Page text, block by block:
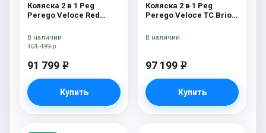
Коляска 2 в 1 Peg
Perego Veloce Red
101 499 р
91 799 e
Купить
В наличии
Коляска 2 в 1 Peg
Perego Veloce TC Brio
97 199 e
Купить
В наличии